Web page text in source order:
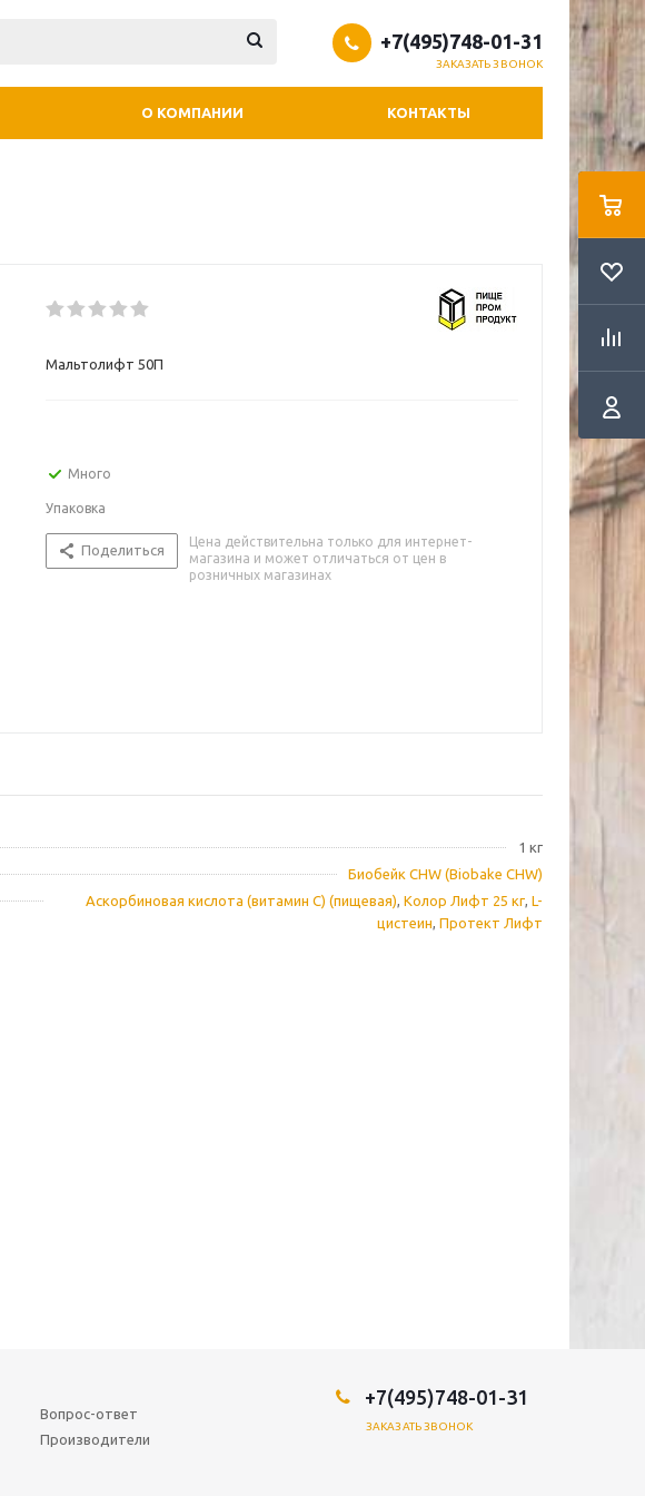
+7(495)748-01-31
ЗАКАЗАТЬ ЗВОНОК
О КОМПАНИИ КОНТАКТЫ
Мальтолифт 50П
Много
Упаковка
Поделиться
Цена действительна только для интернет-
магазина и может отличаться от цен в
розничных магазинах
1 кг
Биобейк СHW (Biobake CHW)
Аскорбиновая кислота (витамин С) (пищевая), Колор Лифт 25 кг, L-
цистеин, Протект Лифт
Вопрос-ответ
Производители
+7(495)748-01-31
ЗАКАЗАТЬ ЗВОНОК